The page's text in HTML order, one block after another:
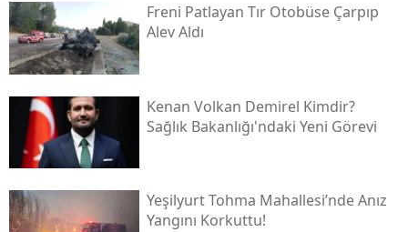
Freni Patlayan Tır Otobüse Çarpıp
Alev Aldı
Kenan Volkan Demirel Kimdir?
Sağlık Bakanlığı'ndaki Yeni Görevi
Yeşilyurt Tohma Mahallesi’nde Anız
Yangını Korkuttu!